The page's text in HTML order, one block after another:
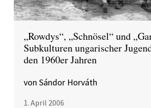
„Rowdys“, „Schnösel“ und
Subkulturen ungarischer
den 1960er Jahren
von Sándor Horváth
1. April 2006